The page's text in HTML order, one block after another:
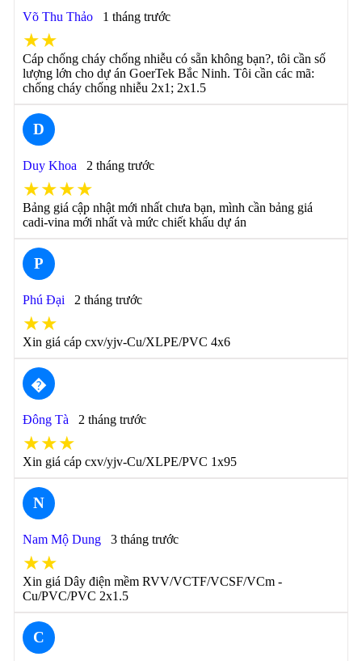
Võ Thu Thảo 1 tháng trước
★★
Cáp chống cháy chống nhiễu có sẵn không bạn?, tôi cần số
lượng lớn cho dự án GoerTek Bắc Ninh. Tôi cần các mã:
chống cháy chống nhiễu 2x1; 2x1.5
D
Duy Khoa 2 tháng trước
★★★★
Bảng giá cập nhật mới nhất chưa bạn, mình cần bảng giá
cadi-vina mới nhất và mức chiết khấu dự án
P
Phú Đại 2 tháng trước
★★
Xin giá cáp cxv/yjv-Cu/XLPE/PVC 4x6
�
Đông Tà 2 tháng trước
★★★
Xin giá cáp cxv/yjv-Cu/XLPE/PVC 1x95
N
Nam Mộ Dung 3 tháng trước
★★
Xin giá Dây điện mềm RVV/VCTF/VCSF/VCm -
Cu/PVC/PVC 2x1.5
C